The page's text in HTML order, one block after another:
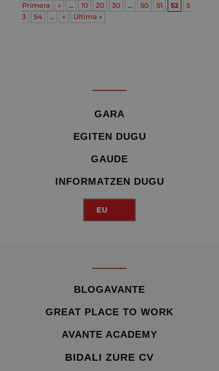
Primera
« ... 10 20 30 ... 50 51 52
5
3
54 ... » Última »
GARA
EGITEN DUGU
GAUDE
INFORMATZEN DUGU
EU
BLOGAVANTE
GREAT PLACE TO WORK
AVANTE ACADEMY
BIDALI ZURE CV